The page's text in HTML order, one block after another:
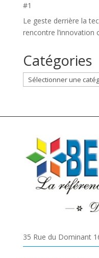
#1
Le geste derrière la
rencontre l’innovation
Catégories
Catégories
35 Rue du Dominant